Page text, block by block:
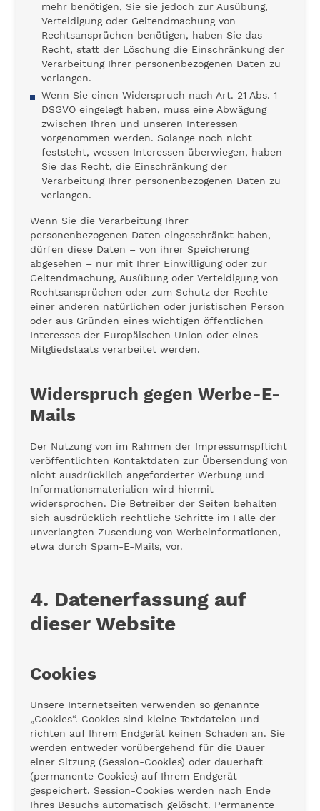
mehr benötigen, Sie sie jedoch zur Ausübung,
Verteidigung oder Geltendmachung von
Rechtsansprüchen benötigen, haben Sie das
Recht, statt der Löschung die Einschränkung der
Verarbeitung Ihrer personenbezogenen Daten zu
verlangen.
Wenn Sie einen Widerspruch nach Art. 21 Abs. 1
DSGVO eingelegt haben, muss eine Abwägung
zwischen Ihren und unseren Interessen
vorgenommen werden. Solange noch nicht
feststeht, wessen Interessen überwiegen, haben
Sie das Recht, die Einschränkung der
Verarbeitung Ihrer personenbezogenen Daten zu
verlangen.
Wenn Sie die Verarbeitung Ihrer
personenbezogenen Daten eingeschränkt haben,
dürfen diese Daten – von ihrer Speicherung
abgesehen – nur mit Ihrer Einwilligung oder zur
Geltendmachung, Ausübung oder Verteidigung von
Rechtsansprüchen oder zum Schutz der Rechte
einer anderen natürlichen oder juristischen Person
oder aus Gründen eines wichtigen öffentlichen
Interesses der Europäischen Union oder eines
Mitgliedstaats verarbeitet werden.
Widerspruch gegen Werbe-E-
Mails
Der Nutzung von im Rahmen der Impressumspflicht
veröffentlichten Kontaktdaten zur Übersendung von
nicht ausdrücklich angeforderter Werbung und
Informationsmaterialien wird hiermit
widersprochen. Die Betreiber der Seiten behalten
sich ausdrücklich rechtliche Schritte im Falle der
unverlangten Zusendung von Werbeinformationen,
etwa durch Spam-E-Mails, vor.
4. Datenerfassung auf
dieser Website
Cookies
Unsere Internetseiten verwenden so genannte
„Cookies“. Cookies sind kleine Textdateien und
richten auf Ihrem Endgerät keinen Schaden an. Sie
werden entweder vorübergehend für die Dauer
einer Sitzung (Session-Cookies) oder dauerhaft
(permanente Cookies) auf Ihrem Endgerät
gespeichert. Session-Cookies werden nach Ende
Ihres Besuchs automatisch gelöscht. Permanente